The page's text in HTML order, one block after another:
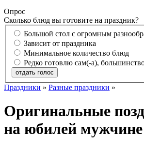
Опрос
Сколько блюд вы готовите на праздник?
Большой стол с огромным
Зависит от праздника
Минимальное количество блюд
Редко готовлю сам(-а),
отдать голос
Праздники » Разные праздники »
Оригинальные
на юбилей мужчине